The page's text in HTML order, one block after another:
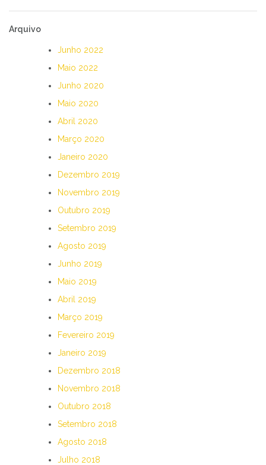
Arquivo
Junho 2022
Maio 2022
Junho 2020
Maio 2020
Abril 2020
Março 2020
Janeiro 2020
Dezembro 2019
Novembro 2019
Outubro 2019
Setembro 2019
Agosto 2019
Junho 2019
Maio 2019
Abril 2019
Março 2019
Fevereiro 2019
Janeiro 2019
Dezembro 2018
Novembro 2018
Outubro 2018
Setembro 2018
Agosto 2018
Julho 2018